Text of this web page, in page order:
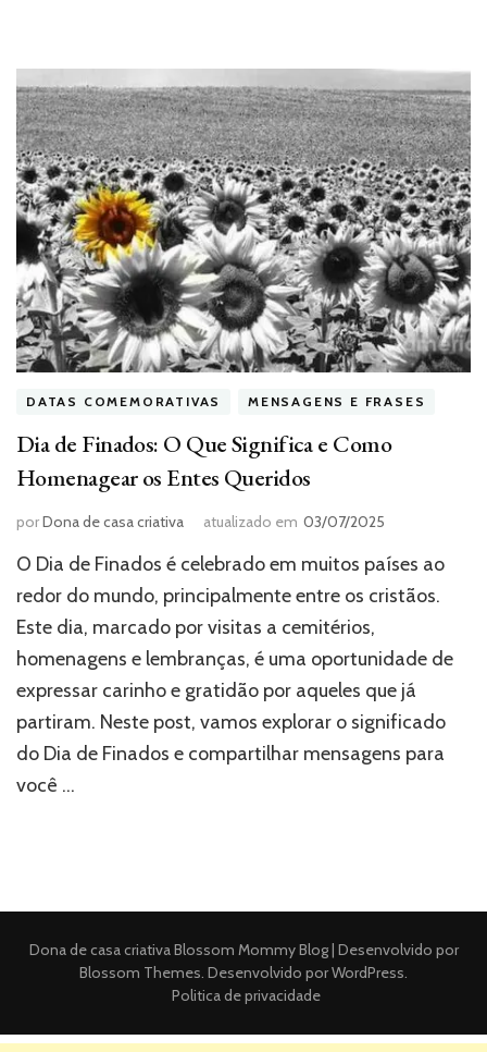
DATAS COMEMORATIVAS MENSAGENS E FRASES
Dia de Finados: O Que Significa e Como
Homenagear os Entes Queridos
porDona de casa criativa atualizado em 03/07/2025
O Dia de Finados é celebrado em muitos países ao
redor do mundo, principalmente entre os cristãos.
Este dia, marcado por visitas a cemitérios,
homenagens e lembranças, é uma oportunidade de
expressar carinho e gratidão por aqueles que já
partiram. Neste post, vamos explorar o significado
do Dia de Finados e compartilhar mensagens para
você …
Dona de casa criativaBlossom Mommy Blog | Desenvolvido por
Blossom Themes. Desenvolvido porWordPress.
Politica de privacidade